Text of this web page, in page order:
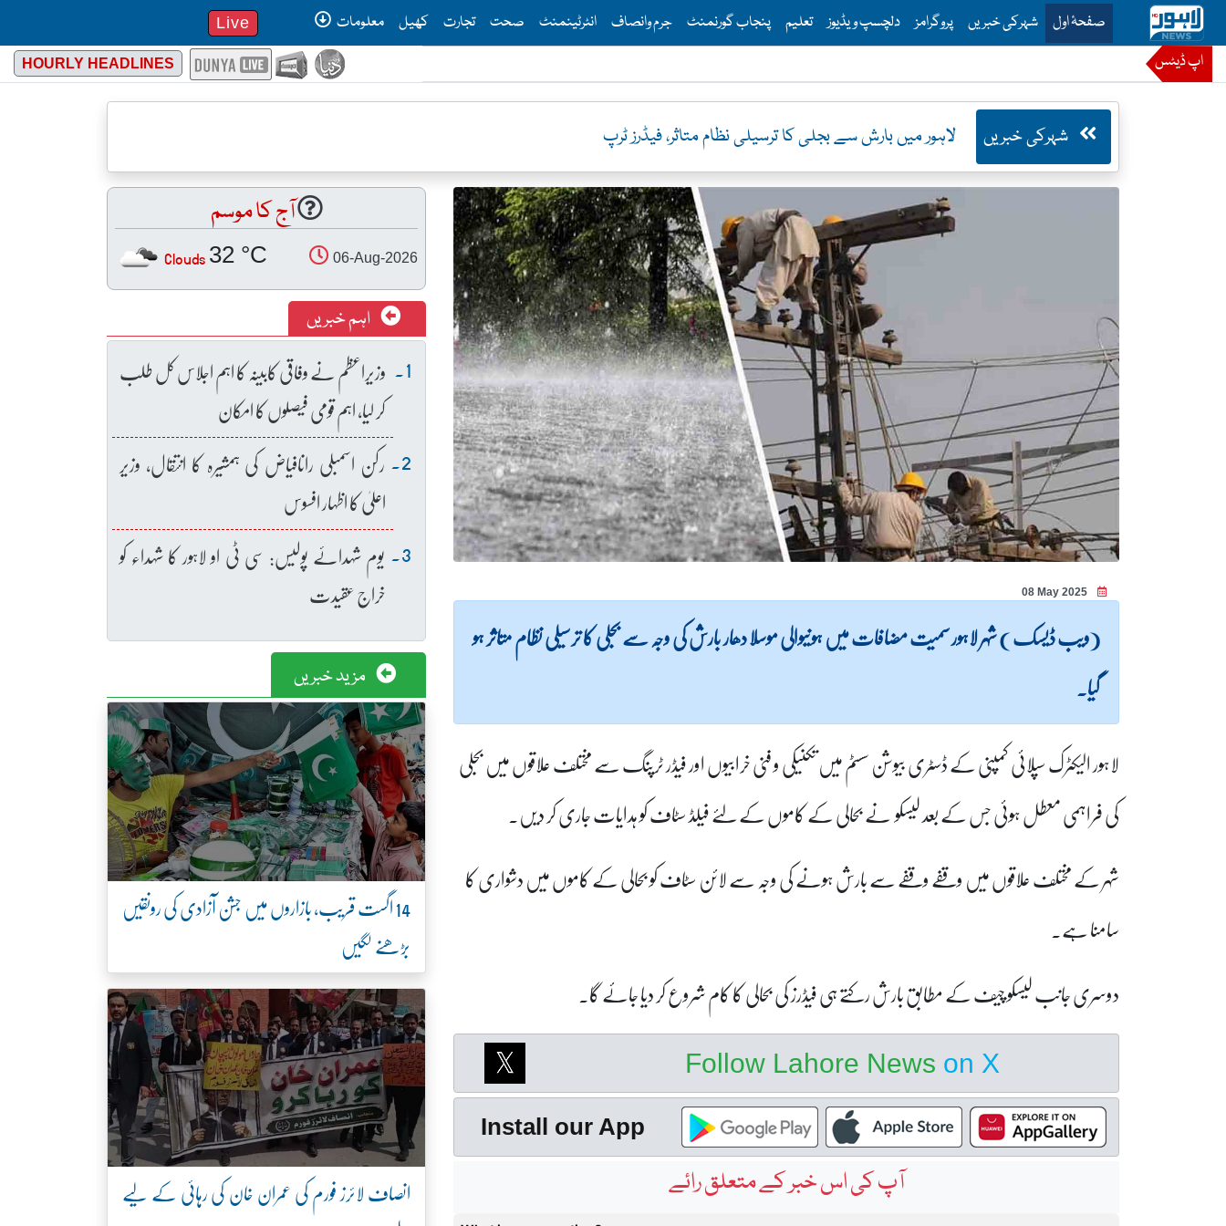
صفحۂ اولThis is the main menu for Lahore News
شہرکی خبریں پروگرامز دلچسپ ویڈیوز تعلیم پنجاب گورنمنٹ جرم وانصاف انٹرٹینمنٹ صحت تجارت کھیل معلومات Live
اپ ڈیٹس HOURLY HEADLINES
لاہور میں بارش سے بجلی کا ترسیلی نظام متاثر، فیڈرز ٹرپ
08 May 2025
(ویب ڈیسک ) شہر لاہور سمیت مضافات میں ہونیوالی موسلا دھار بارش کی وجہ سے بجلی کا ترسیلی نظام متاثر ہو
گیا۔
لاہور الیکٹرک سپلائی کمپنی کے ڈسٹری بیوشن سسٹم میں تکنیکی و فنی خرابیوں اور فیڈر ٹرپنگ سے مختلف علاقوں میں بجلی
کی فراہمی معطل ہوئی جس کے بعد لیسکو نے بحالی کے کاموں کے لئے فیلڈ سٹاف کو ہدایات جاری کر دیں۔
شہر کے مختلف علاقوں میں وقفے وقفے سے بارش ہونے کی وجہ سے لائن سٹاف کو بحالی کے کاموں میں دشواری کا
سامنا ہے۔
دوسری جانب لیسکو چیف کے مطابق بارش رکتے ہی فیڈرز کی بحالی کا کام شروع کر دیا جائے گا۔
Follow Lahore News on X
Install our App
آپ کی اس خبر کے متعلق رائے
آج کا موسم
06-Aug-2026
32 °C
Clouds
اہم خبریں
وزیراعظم نے وفاقی کابینہ کا اہم اجلاس کل طلب
کر لیا، اہم قومی فیصلوں کا امکان
رکن اسمبلی رانافیاض کی ہمشیرہ کا انتقال، وزیر
اعلیٰ کا اظہار افسوس
یوم شہدائے پولیس: سی ٹی او لاہور کا شہداء کو
خراج عقیدت
مزید خبریں
14 اگست قریب، بازاروں میں جشن آزادی کی رونقیں
بڑھنے لگیں
انصاف لائرز فورم کی عمران خان کی رہائی کے لیے